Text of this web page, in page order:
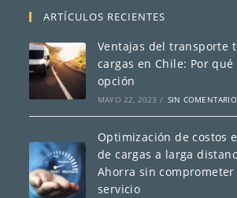
e
c
t
r
ó
n
i
c
*
ARTÍCULOS RECIENTES
Ventajas del transporte
cargas en Chile: Por
opción
MAYO 22, 2023 / SIN
Optimización de costos
de cargas a larga
Ahorra sin
servicio